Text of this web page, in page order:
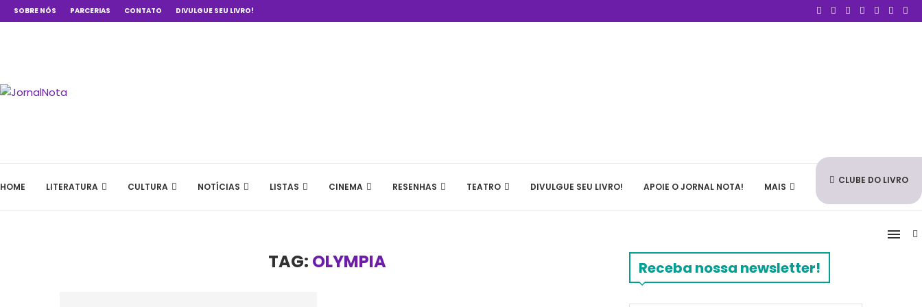
SOBRE NÓS PARCERIAS CONTATO DIVULGUE SEU LIVRO!
HOME LITERATURA CULTURA NOTÍCIAS LISTAS CINEMA RESENHAS TEATRO DIVULGUE SEU LIVRO! APOIE O JORNAL NOTA! MAIS
CLUBE DO LIVRO
TAG: OLYMPIA Receba nossa newsletter!